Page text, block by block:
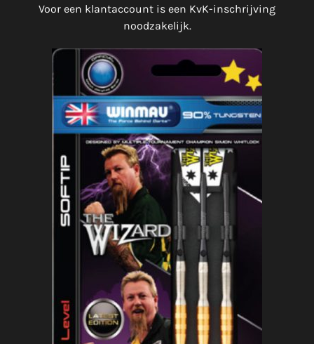
Voor een klantaccount is een KvK-inschrijving
noodzakelijk.